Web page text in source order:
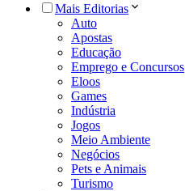
Mais Editorias
Auto
Apostas
Educação
Emprego e Concursos
Eloos
Games
Indústria
Jogos
Meio Ambiente
Negócios
Pets e Animais
Turismo